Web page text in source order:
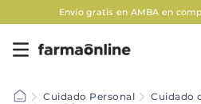
Envío gratis en AMBA en
Cuidado Personal
Cuidado